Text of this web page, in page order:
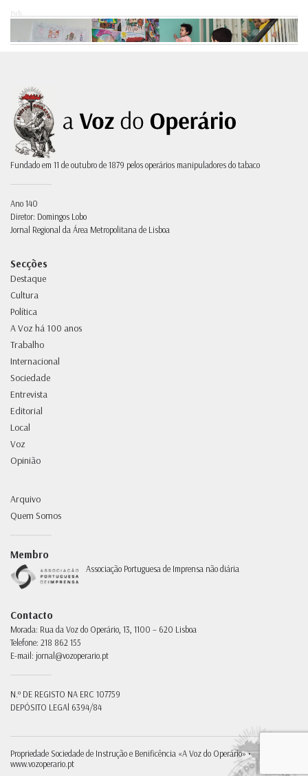
Pub.
Fundado em 11 de outubro de 1879 pelos operários manipuladores do tabaco
Ano 140
Diretor: Domingos Lobo
Jornal Regional da Área Metropolitana de Lisboa
Secções
Destaque
Cultura
Política
A Voz há 100 anos
Trabalho
Internacional
Sociedade
Entrevista
Editorial
Local
Voz
Opinião
Arquivo
Quem Somos
Membro
Associação Portuguesa de Imprensa não diária
Contacto
Morada: Rua da Voz do Operário, 13, 1100 – 620 Lisboa
Telefone: 218 862 155
E-mail: jornal@vozoperario.pt
N.º DE REGISTO NA ERC 107759
DEPÓSITO LEGAl 6394/84
PropriedadeSociedade de Instrução e Benificência «A Voz do Operário» •
www.vozoperario.pt